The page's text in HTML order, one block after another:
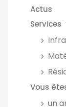
Actus
Services
Vous
un